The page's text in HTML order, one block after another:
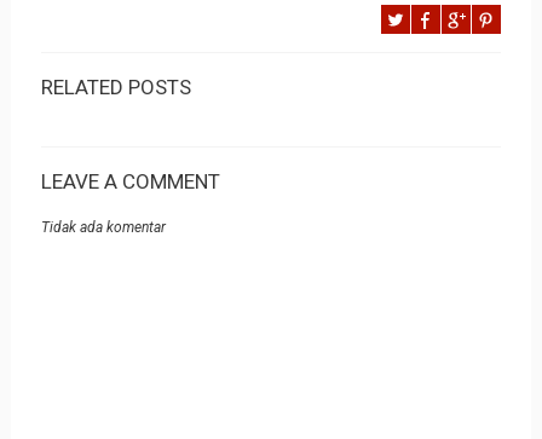
RELATED POSTS
LEAVE A COMMENT
Tidak ada komentar